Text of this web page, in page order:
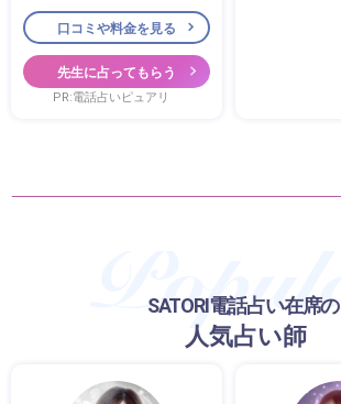
口コミや料金を見る
先生に占ってもらう
PR:電話占いピュアリ
SATORI電話占い在席の
人気占い師